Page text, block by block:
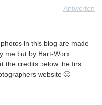
Antworten
in this blog are made
me but by Hart-Worx
the credits below the first
website 🙂